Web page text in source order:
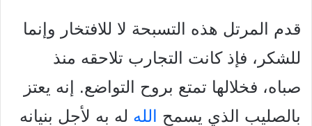
قدم المرتل هذه التسبحة لا للافتخار وإنما
للشكر، فإذ كانت التجارب تلاحقه منذ
صباه، فخلالها تمتع بروح التواضع. إنه يعتز
بالصليب الذي يسمح
الله له به لأجل بنيانه